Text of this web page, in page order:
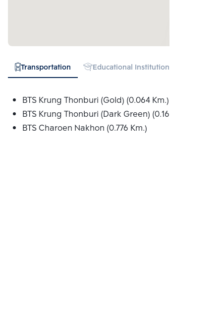
Transportation Educational Institution
BTS Krung Thonburi (Gold) (0.064 Km.)
BTS Krung Thonburi (Dark Green) (0.168 Km.)
BTS Charoen Nakhon (0.776 Km.)